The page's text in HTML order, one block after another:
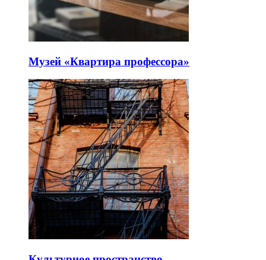
Музей «Квартира профессора»